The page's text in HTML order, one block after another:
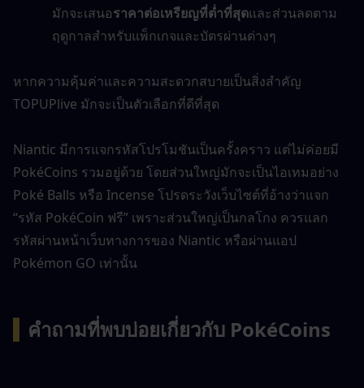
มักจะเสนอราคาต่อเหรียญที่ต่ำที่สุดและส่วนลดตาม
ฤดูกาลสำหรับแพ็กเกจและบัตรผ่านต่างๆ
หากความคุ้มค่าและความสะดวกสบายเป็นสิ่งสำคัญ
TOPUPlive มักจะเป็นตัวเลือกที่ดีที่สุด
Niantic มีการแจกรหัสโปรโมชันเป็นครั้งคราว แต่ไม่ค่อยมี
PokéCoins รวมอยู่ด้วย โดยส่วนใหญ่มักจะเป็นไอเทมอย่าง
Poké Balls หรือ Incense โปรดระวังเว็บไซต์ที่อ้างว่าแจก
“รหัส PokéCoin ฟรี” เพราะส่วนใหญ่เป็นกลโกง ควรแลก
รหัสผ่านหน้าเว็บทางการของ Niantic หรือผ่านแอป
Pokémon GO เท่านั้น
คำถามที่พบบ่อยเกี่ยวกับ PokéCoins